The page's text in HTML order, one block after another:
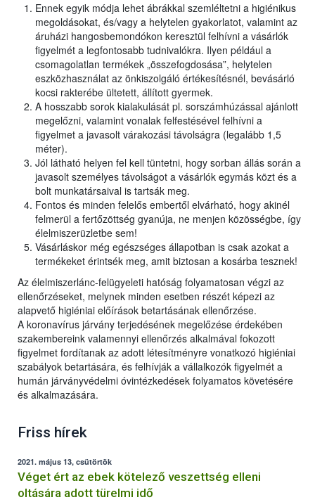
Ennek egyik módja lehet ábrákkal szemléltetni a higiénikus
megoldásokat, és/vagy a helytelen gyakorlatot, valamint az
áruházi hangosbemondókon keresztül felhívni a vásárlók
figyelmét a legfontosabb tudnivalókra. Ilyen például a
csomagolatlan termékek „összefogdosása”, helytelen
eszközhasználat az önkiszolgáló értékesítésnél, bevásárló
kocsi rakterébe ültetett, állított gyermek.
A hosszabb sorok kialakulását pl. sorszámhúzással ajánlott
megelőzni, valamint vonalak felfestésével felhívni a
figyelmet a javasolt várakozási távolságra (legalább 1,5
méter).
Jól látható helyen fel kell tüntetni, hogy sorban állás során a
javasolt személyes távolságot a vásárlók egymás közt és a
bolt munkatársaival is tartsák meg.
Fontos és minden felelős embertől elvárható, hogy akinél
felmerül a fertőzöttség gyanúja, ne menjen közösségbe, így
élelmiszerüzletbe sem!
Vásárláskor még egészséges állapotban is csak azokat a
termékeket érintsék meg, amit biztosan a kosárba tesznek!
Az élelmiszerlánc-felügyeleti hatóság folyamatosan végzi az
ellenőrzéseket, melynek minden esetben részét képezi az
alapvető higiéniai előírások betartásának ellenőrzése.
A koronavírus járvány terjedésének megelőzése érdekében
szakembereink valamennyi ellenőrzés alkalmával fokozott
figyelmet fordítanak az adott létesítményre vonatkozó higiéniai
szabályok betartására, és felhívják a vállalkozók figyelmét a
humán járványvédelmi óvintézkedések folyamatos követésére
és alkalmazására.
Friss hírek
2021. május 13, csütörtök
Véget ért az ebek kötelező veszettség elleni
oltására adott türelmi idő